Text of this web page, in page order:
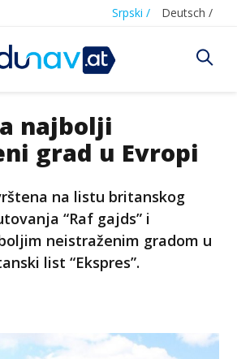
Srpski / Deutsch /
najbolji
grad u Evropi
na listu britanskog
“Raf gajds” i
neistraženim gradom u
list “Ekspres”.